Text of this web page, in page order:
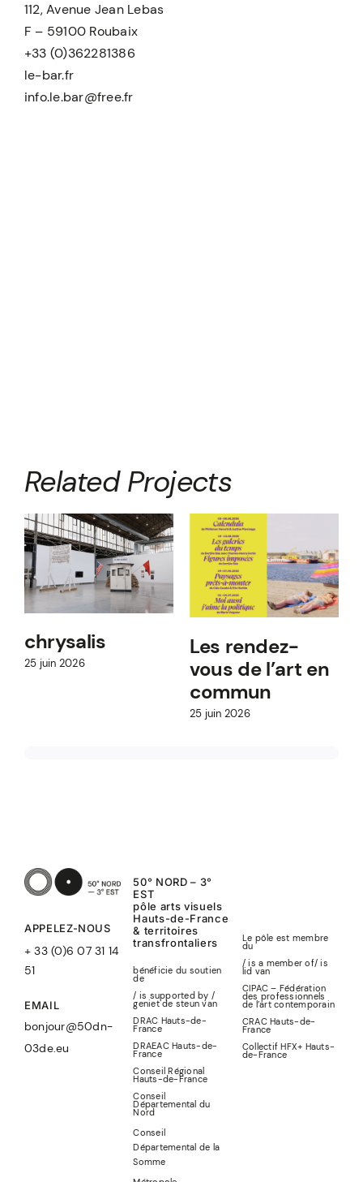
112, Avenue Jean Lebas
F – 59100 Roubaix
+33 (0)362281386
le-bar.fr
info.le.bar@free.fr
Related Projects
chrysalis
25 juin 2026
Les rendez-
vous de l’art en
commun
25 juin 2026
APPELEZ-NOUS
+ 33 (0)6 07 31 14
51
EMAIL
bonjour@50dn-
03de.eu
50° NORD – 3°
EST
pôle arts visuels
Hauts-de-France
& territoires
transfrontaliers
bénéficie du soutien
de
/ is supported by /
geniet de steun van
DRAC Hauts-de-
France
DRAEAC Hauts-de-
France
Conseil Régional
Hauts-de-France
Conseil
Départemental du
Nord
Conseil
Départemental de la
Somme
Le pôle est membre
du
/ is a member of/is
lid van
CIPAC – Fédération
des professionnels
de l’art contemporain
CRAC Hauts-de-
France
Collectif HFX+ Hauts-
de-France